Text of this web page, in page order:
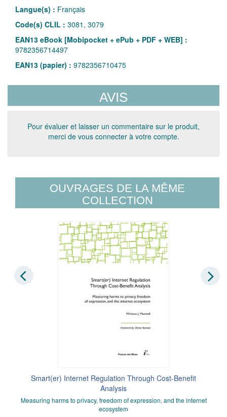
Langue(s) : Français
Code(s) CLIL : 3081, 3079
EAN13 eBook [Mobipocket + ePub + PDF + WEB] :
9782356714497
EAN13 (papier) : 9782356710475
AVIS
Pour évaluer et laisser un commentaire sur le produit,
merci de vous connecter à votre compte.
OUVRAGES DE LA MÊME
COLLECTION
Smart(er) Internet Regulation Through Cost-Benefit
Analysis
Measuring harms to privacy, freedom of expression, and the internet
ecosystem